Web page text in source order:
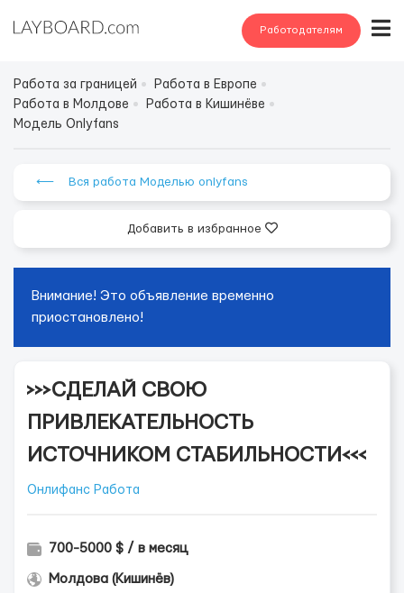
Работодателям
Работа за границей
Работа в Европе
Работа в Молдове
Работа в Кишинёве
Модель Onlyfans
⟵ Вся работа Моделью onlyfans
Добавить в избранное
Внимание! Это объявление временно
приостановлено!
>>>СДЕЛАЙ СВОЮ
ПРИВЛЕКАТЕЛЬНОСТЬ
ИСТОЧНИКОМ СТАБИЛЬНОСТИ<<<
Онлифанс Работа
700-5000 $ / в месяц
Молдова (Кишинёв)